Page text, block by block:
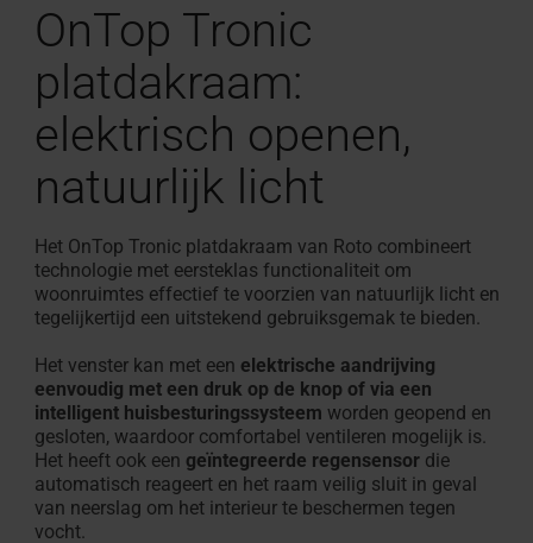
OnTop Tronic
platdakraam:
elektrisch openen,
natuurlijk licht
Het OnTop Tronic platdakraam van Roto combineert
technologie met eersteklas functionaliteit om
woonruimtes effectief te voorzien van natuurlijk licht en
tegelijkertijd een uitstekend gebruiksgemak te bieden.
Het venster kan met een elektrische aandrijving
eenvoudig met een druk op de knop of via een
intelligent huisbesturingssysteem worden geopend en
gesloten, waardoor comfortabel ventileren mogelijk is.
Het heeft ook een geïntegreerde regensensordie
automatisch reageert en het raam veilig sluit in geval
van neerslag om het interieur te beschermen tegen
vocht.